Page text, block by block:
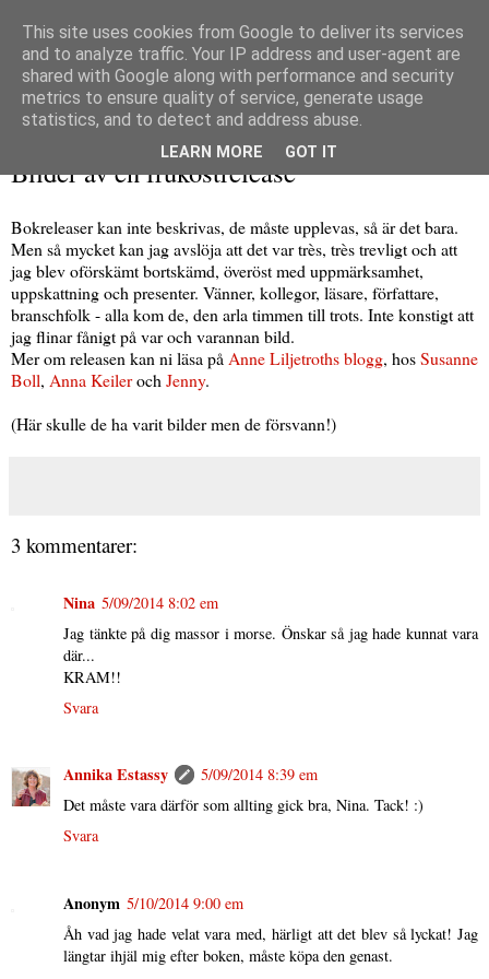
Bilder av en frukostrelease
Bokreleaser kan inte beskrivas, de måste upplevas, så är det bara.
Men så mycket kan jag avslöja att det var très, très trevligt och att
jag blev oförskämt bortskämd, överöst med uppmärksamhet,
uppskattning och presenter. Vänner, kollegor, läsare, författare,
branschfolk - alla kom de, den arla timmen till trots. Inte konstigt att
jag flinar fånigt på var och varannan bild.
Mer om releasen kan ni läsa på Anne Liljetroths blogg, hosSusanne
Boll, Anna Keileroch Jenny.
(Här skulle de ha varit bilder men de försvann!)
3 kommentarer:
Nina 5/09/2014 8:02 em
Jag tänkte på dig massor i morse. Önskar så jag hade kunnat vara
där...
KRAM!!
Svara
Annika Estassy
5/09/2014 8:39 em
Det måste vara därför som allting gick bra, Nina. Tack! :)
Svara
Anonym 5/10/2014 9:00 em
Åh vad jag hade velat vara med, härligt att det blev så lyckat! Jag
längtar ihjäl mig efter boken, måste köpa den genast.
This site uses cookies from Google to deliver its services
and to analyze traffic. Your IP address and user-agent are
shared with Google along with performance and security
metrics to ensure quality of service, generate usage
statistics, and to detect and address abuse.
LEARN MORE GOT IT